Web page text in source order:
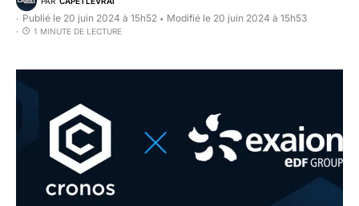
Publié le 20 juin 2024 à 15h52 • Modifié le 20 juin 2024 à 15h53
1 MINUTE DE LECTURE